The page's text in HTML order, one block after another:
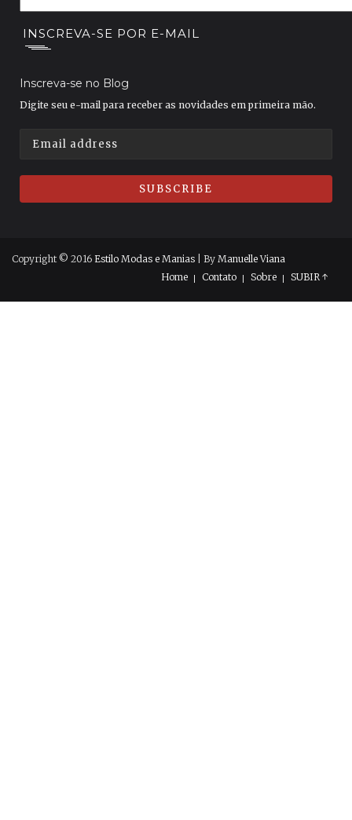
INSCREVA-SE POR E-MAIL
Inscreva-se no Blog
Digite seu e-mail para receber as novidades em primeira mão.
Copyright © 2016 Estilo Modas e Manias | By Manuelle Viana
Home
Contato Sobre SUBIR ↑